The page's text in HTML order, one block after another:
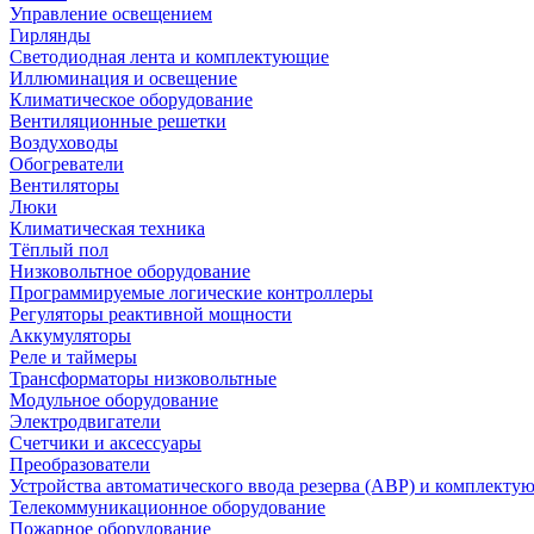
Управление освещением
Гирлянды
Светодиодная лента и комплектующие
Иллюминация и освещение
Климатическое оборудование
Вентиляционные решетки
Воздуховоды
Обогреватели
Вентиляторы
Люки
Климатическая техника
Тёплый пол
Низковольтное оборудование
Программируемые логические контроллеры
Регуляторы реактивной мощности
Аккумуляторы
Реле и таймеры
Трансформаторы низковольтные
Модульное оборудование
Электродвигатели
Счетчики и аксессуары
Преобразователи
Устройства автоматического ввода резерва (АВР) и
Телекоммуникационное оборудование
Пожарное оборудование